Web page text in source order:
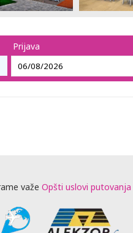
Prijava
važe Opšti uslovi putovanja